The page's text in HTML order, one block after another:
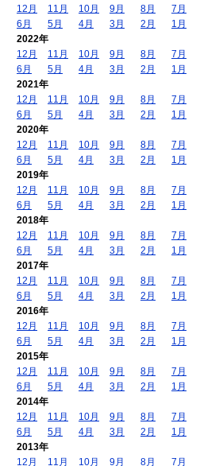
12月
11月 10月 9月 8月
7月
6月
5月 4月 3月 2月
1月
2022年
12月
11月 10月 9月 8月
7月
6月
5月 4月 3月 2月
1月
2021年
12月
11月 10月 9月 8月
7月
6月
5月 4月 3月 2月
1月
2020年
12月
11月 10月 9月 8月
7月
6月
5月 4月 3月 2月
1月
2019年
12月
11月 10月 9月 8月
7月
6月
5月 4月 3月 2月
1月
2018年
12月
11月 10月 9月 8月
7月
6月
5月 4月 3月 2月
1月
2017年
12月
11月 10月 9月 8月
7月
6月
5月 4月 3月 2月
1月
2016年
12月
11月 10月 9月 8月
7月
6月
5月 4月 3月 2月
1月
2015年
12月
11月 10月 9月 8月
7月
6月
5月 4月 3月 2月
1月
2014年
12月
11月 10月 9月 8月
7月
6月
5月 4月 3月 2月
1月
2013年
12月
11月 10月 9月 8月 7月